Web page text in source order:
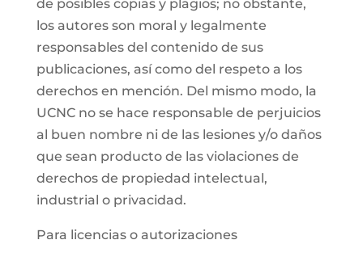
de posibles copias y plagios; no obstante,
los autores son moral y legalmente
responsables del contenido de sus
publicaciones, así como del respeto a los
derechos en mención. Del mismo modo, la
UCNC no se hace responsable de perjuicios
al buen nombre ni de las lesiones y/o daños
que sean producto de las violaciones de
derechos de propiedad intelectual,
industrial o privacidad.
Para licencias o autorizaciones